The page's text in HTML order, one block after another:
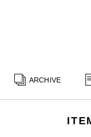
ARCHIVE